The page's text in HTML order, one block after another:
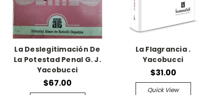
La Deslegitimación De
La Potestad Penal G. J.
Yacobucci
$67.00
La Flagrancia .
Yacobucci
$31.00
Quick View